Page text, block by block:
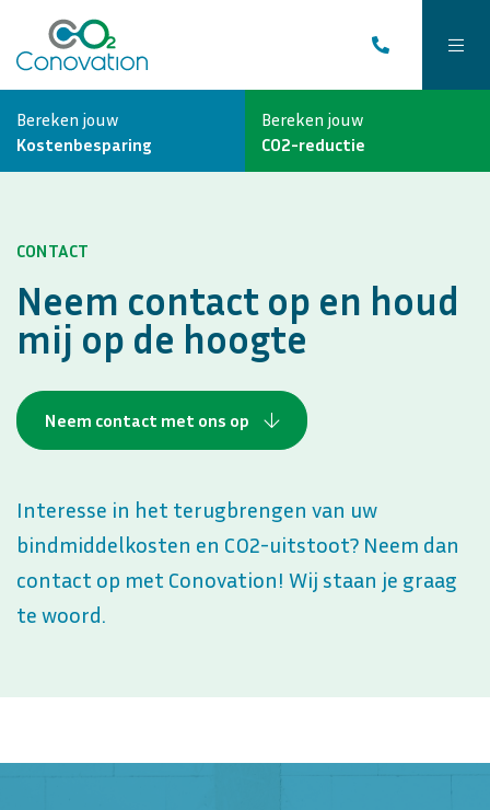
Bereken jouw
Kostenbesparing
Bereken jouw
CO2-reductie
CONTACT
Neem contact op en houd
mij op de hoogte
Neem contact met ons op
Interesse in het terugbrengen van uw
bindmiddelkosten en CO2-uitstoot? Neem dan
contact op met Conovation! Wij staan je graag
te woord.